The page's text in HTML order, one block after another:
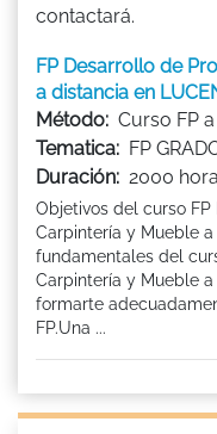
contactará.
FP Desarrollo de
a distancia en
Método: Curso FP
Tematica: FP
Duración: 2000
Objetivos del curso
Carpintería y Mueble
fundamentales del
Carpintería y Mueble
formarte
FP.Una ...